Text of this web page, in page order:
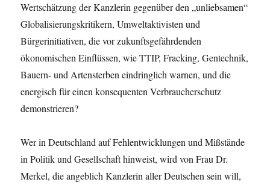
Wertschätzung der Kanzlerin gegenüber den „unliebsamen“
Globalisierungskritikern, Umweltaktivisten und
Bürgerinitiativen, die vor zukunftsgefährdenden
ökonomischen Einflüssen, wie TTIP, Fracking, Gentechnik,
Bauern- und Artensterben eindringlich warnen, und die
energisch für einen konsequenten Verbraucherschutz
demonstrieren?
Wer in Deutschland auf Fehlentwicklungen und Mißstände
in Politik und Gesellschaft hinweist, wird von Frau Dr.
Merkel, die angeblich Kanzlerin aller Deutschen sein will,